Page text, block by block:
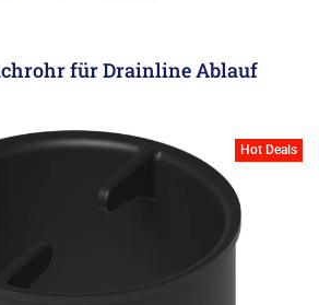
für Drainline Ablauf
Hot Deals